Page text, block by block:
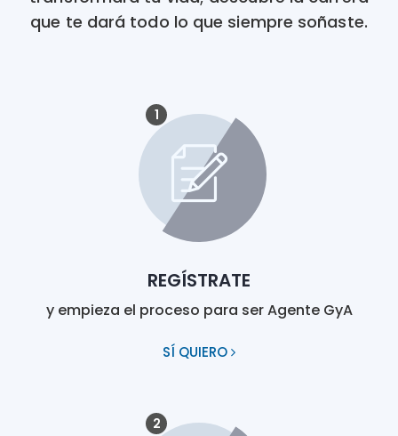
que te dará todo lo que siempre soñaste.
1
REGÍSTRATE
y empieza el proceso para ser Agente GyA
SÍ QUIERO
2